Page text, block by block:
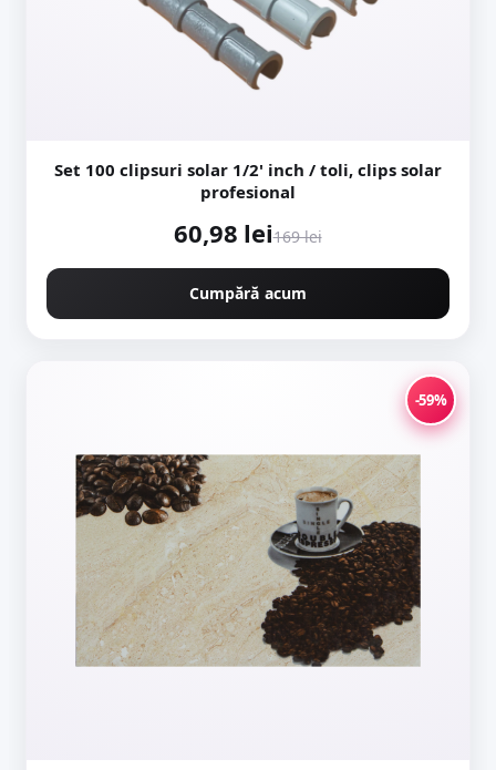
Set 100 clipsuri solar 1/2' inch / toli, clips solar
profesional
60,98 lei169 lei
Cumpără acum
-59%